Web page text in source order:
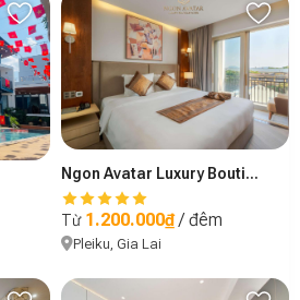
Ngon Avatar Luxury Boutique Hotel
Từ 1.200.000₫/ đêm
Pleiku, Gia Lai